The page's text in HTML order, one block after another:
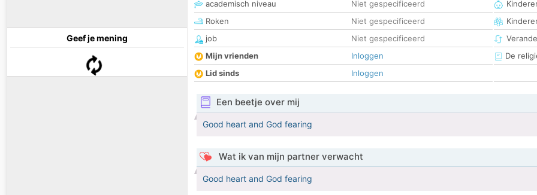
Geef je mening
academisch niveau
Niet gespecificeerd
Roken
Niet gespecificeerd
job
Niet gespecificeerd
Mijn vrienden
Inloggen
Lid sinds
Inloggen
De
Een beetje over mij
Good heart and God fearing
Wat ik van mijn partner verwacht
Good heart and God fearing